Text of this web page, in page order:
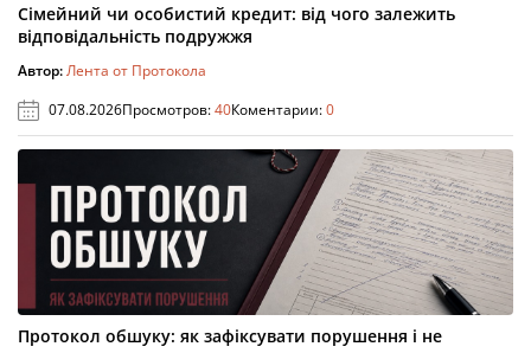
Сімейний чи особистий кредит: від чого залежить
відповідальність подружжя
Автор:Лента от Протокола
07.08.2026Просмотров:40Коментарии:0
Протокол обшуку: як зафіксувати порушення і не